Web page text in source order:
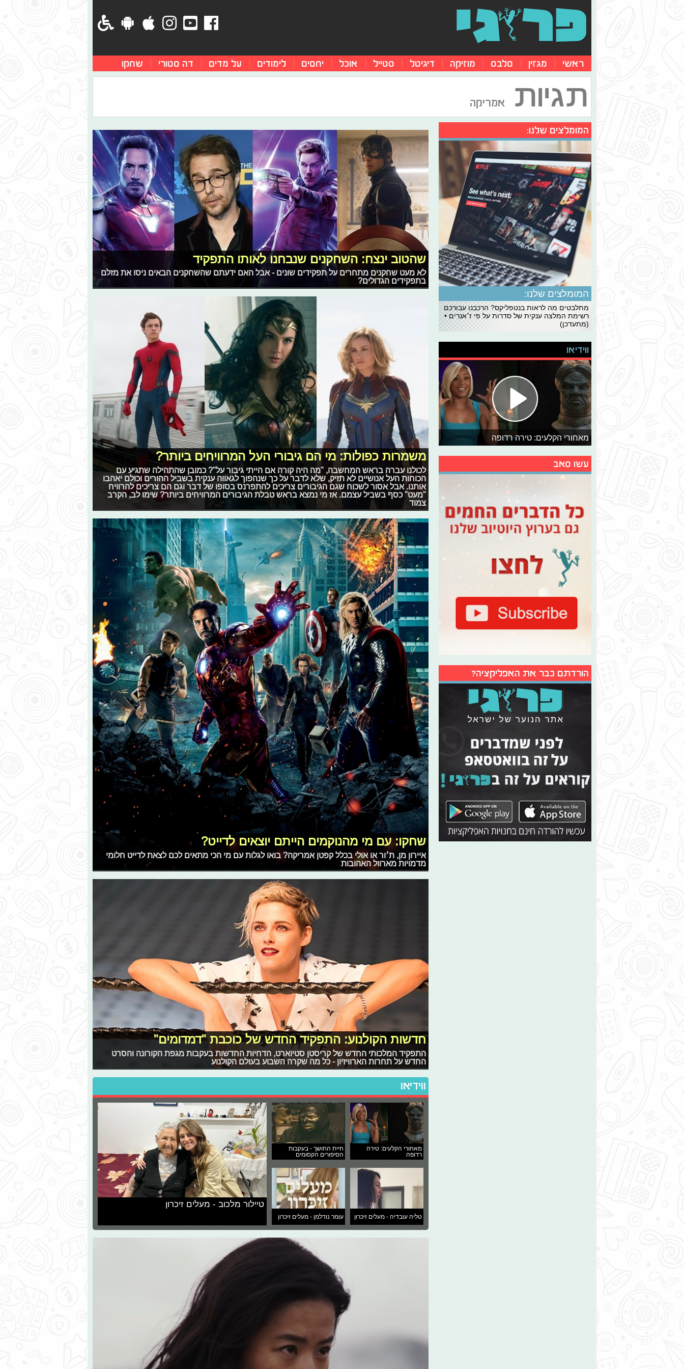
ראשי מגזין סלבס מוזיקה דיגיטל סטייל אוכל יחסים לימודים על מדים דה סטורי שחקו
תגיות אמריקה
שהטוב ינצח: השחקנים שנבחנו לאותו התפקיד
לא מעט שחקנים מתחרים על תפקידים שונים - אבל האם ידעתם שהשחקנים הבאים ניסו את מזלם
בתפקידים הגדולים?
משמרות כפולות: מי הם גיבורי העל המרוויחים ביותר?
לכולנו עברה בראש המחשבה, "מה היה קורה אם הייתי גיבור על"? כמובן שהתהילה שתגיע עם
הכוחות העל אנושיים לא תזיק, שלא לדבר על כך שנהפוך לגאווה ענקית בשביל ההורים וכולם יאהבו
אותנו. אבל אסור לשכוח שגם הגיבורים צריכים להתפרנס בסופו של דבר וגם הם צריכים להרוויח
"מעט" כסף בשביל עצמם. אז מי נמצא בראש טבלת הגיבורים המרוויחים ביותר? שימו לב, הקרב
צמוד
שחקו: עם מי מהנוקמים הייתם יוצאים לדייט?
איירון מן, ת׳ור או אולי בכלל קפטן אמריקה? בואו לגלות עם מי הכי מתאים לכם לצאת לדייט חלומי
מדמויות מארוול האהובות
חדשות הקולנוע: התפקיד החדש של כוכבת "דמדומים"
התפקיד המלכותי החדש של קריסטן סטיוארט, הדחיות החדשות בעקבות מגפת הקורונה והסרט
החדש על תחרות הארוויזיון - כל מה שקרה השבוע בעולם הקולנוע
ווידיאו
מאחורי הקלעים: טירה
רדופה
חיית החושך - בעקבות
הסיפורים הקסומים
טליה עובדיה - מעלים זיכרון עומר נודלמן - מעלים זיכרון
טיילור מלכוב - מעלים זיכרון
המומלצים שלנו:
המומלצים שלנו:
מתלבטים מה לראות בנטפליקס? הרכבנו עבורכם
רשימת המלצה ענקית של סדרות על פי ז׳אנרים •
(מתעדכן)
ווידיאו
מאחורי הקלעים: טירה רדופה
עשו סאב
הורדתם כבר את האפליקציה?